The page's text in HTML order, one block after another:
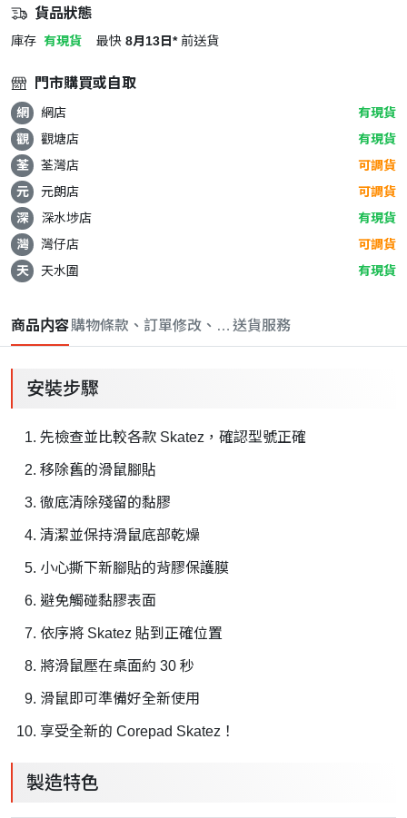
貨品狀態
庫存 有現貨 最快 8月13日* 前送貨
門市購買或自取
網 網店
有現貨
觀
觀塘店
有現貨
荃
荃灣店
可調貨
元
元朗店
可調貨
深
深水埗店
有現貨
灣
灣仔店
可調貨
天
天水圍 有現貨
商品内容購物條款、訂單修改、取消與退款政策
送貨服務
安裝步驟
先檢查並比較各款 Skatez，確認型號正確
移除舊的滑鼠腳貼
徹底清除殘留的黏膠
清潔並保持滑鼠底部乾燥
小心撕下新腳貼的背膠保護膜
避免觸碰黏膠表面
依序將 Skatez 貼到正確位置
將滑鼠壓在桌面約 30 秒
滑鼠即可準備好全新使用
享受全新的 Corepad Skatez！
製造特色